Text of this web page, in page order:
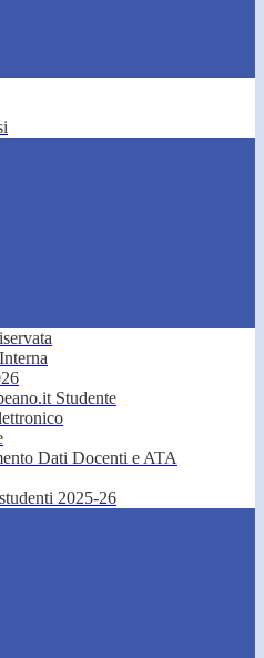
Studente
Dati Docenti e ATA
2025-26